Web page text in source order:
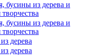
бусины из дерева и
бусины из дерева и
дерева
дерева